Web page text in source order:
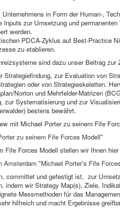
in Form der Human-,
zur Umsetzung und
werden.
PDCA-Zyklus auf Best-Practice
zu etablieren.
sind dazu unser Beitrag zur
zur Evaluation von
oder von Strategieskeletten.
Norton und Mehrfelder-Matrizen
Systematisierung und zur
bestens bewährt.
mit Michael Porter zu seinem Fife
zu seinem Fife Forces Modell"
Fife Forces Modell stellen wir Ihnen hier
Amsterdam "Michael Porter's Fife
committet und gefestigt ist, zur
indem wir Strategy Map(s), Ziele,
Messmethoden für das
hilfreich und macht Ergebnisse